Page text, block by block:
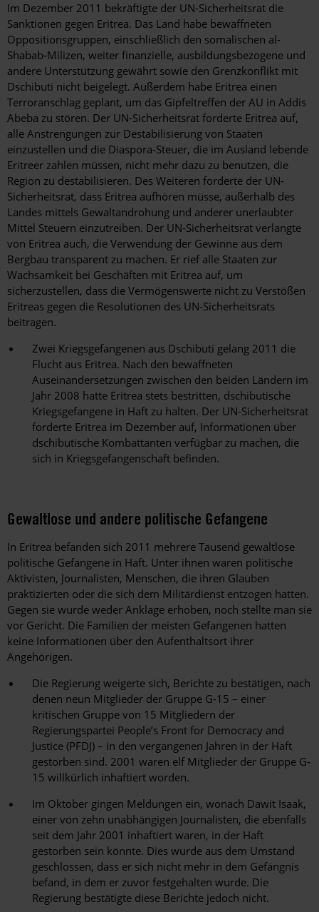
Im Dezember 2011 bekräftigte der UN-Sicherheitsrat die
Sanktionen gegen Eritrea. Das Land habe bewaffneten
Oppositionsgruppen, einschließlich den somalischen al-
Shabab-Milizen, weiter finanzielle, ausbildungsbezogene und
andere Unterstützung gewährt sowie den Grenzkonflikt mit
Dschibuti nicht beigelegt. Außerdem habe Eritrea einen
Terroranschlag geplant, um das Gipfeltreffen der AU in Addis
Abeba zu stören. Der UN-Sicherheitsrat forderte Eritrea auf,
alle Anstrengungen zur Destabilisierung von Staaten
einzustellen und die Diaspora-Steuer, die im Ausland lebende
Eritreer zahlen müssen, nicht mehr dazu zu benutzen, die
Region zu destabilisieren. Des Weiteren forderte der UN-
Sicherheitsrat, dass Eritrea aufhören müsse, außerhalb des
Landes mittels Gewaltandrohung und anderer unerlaubter
Mittel Steuern einzutreiben. Der UN-Sicherheitsrat verlangte
von Eritrea auch, die Verwendung der Gewinne aus dem
Bergbau transparent zu machen. Er rief alle Staaten zur
Wachsamkeit bei Geschäften mit Eritrea auf, um
sicherzustellen, dass die Vermögenswerte nicht zu Verstößen
Eritreas gegen die Resolutionen des UN-Sicherheitsrats
beitragen.
Zwei Kriegsgefangenen aus Dschibuti gelang 2011 die
Flucht aus Eritrea. Nach den bewaffneten
Auseinandersetzungen zwischen den beiden Ländern im
Jahr 2008 hatte Eritrea stets bestritten, dschibutische
Kriegsgefangene in Haft zu halten. Der UN-Sicherheitsrat
forderte Eritrea im Dezember auf, Informationen über
dschibutische Kombattanten verfügbar zu machen, die
sich in Kriegsgefangenschaft befinden.
Gewaltlose und andere politische Gefangene
In Eritrea befanden sich 2011 mehrere Tausend gewaltlose
politische Gefangene in Haft. Unter ihnen waren politische
Aktivisten, Journalisten, Menschen, die ihren Glauben
praktizierten oder die sich dem Militärdienst entzogen hatten.
Gegen sie wurde weder Anklage erhoben, noch stellte man sie
vor Gericht. Die Familien der meisten Gefangenen hatten
keine Informationen über den Aufenthaltsort ihrer
Angehörigen.
Die Regierung weigerte sich, Berichte zu bestätigen, nach
denen neun Mitglieder der Gruppe G-15 – einer
kritischen Gruppe von 15 Mitgliedern der
Regierungspartei People’s Front for Democracy and
Justice (PFDJ) – in den vergangenen Jahren in der Haft
gestorben sind. 2001 waren elf Mitglieder der Gruppe G-
15 willkürlich inhaftiert worden.
Im Oktober gingen Meldungen ein, wonach Dawit Isaak,
einer von zehn unabhängigen Journalisten, die ebenfalls
seit dem Jahr 2001 inhaftiert waren, in der Haft
gestorben sein könnte. Dies wurde aus dem Umstand
geschlossen, dass er sich nicht mehr in dem Gefängnis
befand, in dem er zuvor festgehalten wurde. Die
Regierung bestätigte diese Berichte jedoch nicht.